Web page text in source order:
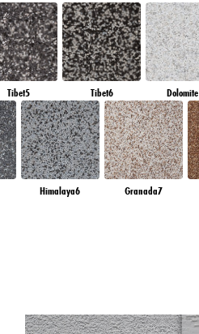
Tibet5 Tibet6
Himalaya6 Granada7